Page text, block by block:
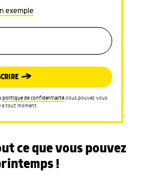
exemple
politique de confidentialité.Vous pouvez vous
à tout moment.
ce que vous pouvez
!